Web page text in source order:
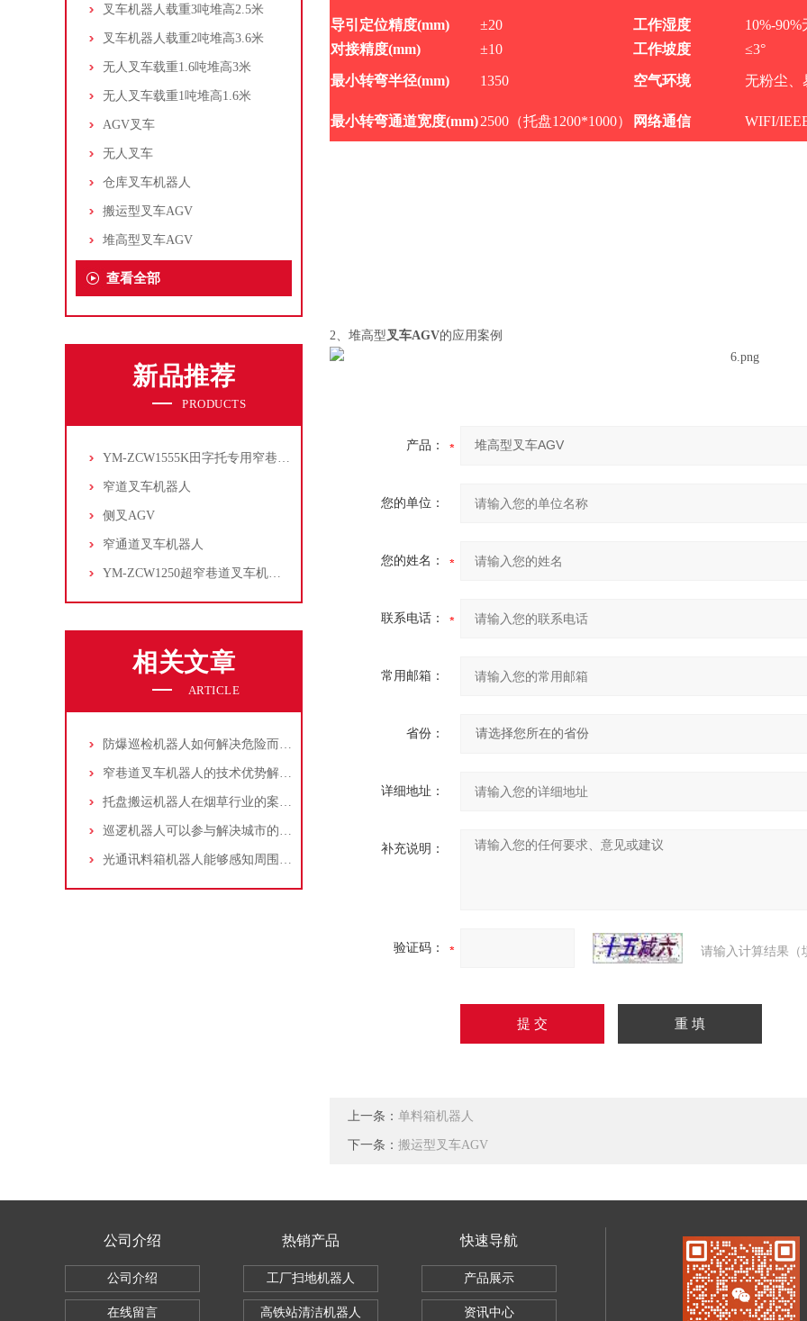
叉车机器人载重3吨堆高2.5米
叉车机器人载重2吨堆高3.6米
无人叉车载重1.6吨堆高3米
无人叉车载重1吨堆高1.6米
AGV叉车
无人叉车
仓库叉车机器人
搬运型叉车AGV
堆高型叉车AGV
查看全部
新品推荐
PRODUCTS
YM-ZCW1555K田字托专用窄巷道叉车机器人
窄道叉车机器人
侧叉AGV
窄通道叉车机器人
YM-ZCW1250超窄巷道叉车机器人
相关文章
ARTICLE
防爆巡检机器人如何解决危险而又繁琐的任务？
窄巷道叉车机器人的技术优势解析：重构高密度仓储效率新边界
托盘搬运机器人在烟草行业的案例分享
巡逻机器人可以参与解决城市的哪些安全问题？
光通讯料箱机器人能够感知周围环境
导引定位精度(mm) ±20 工作湿度 10%-90%
对接精度(mm) ±10 工作坡度 ≤3°
最小转弯半径(mm) 1350 空气环境 无粉尘、
最小转弯通道宽度(mm)2500 （托盘1200*1000） 网络通信 WIFI/
2、堆高型叉车AGV的应用案例
产品：
您的单位：
您的姓名：
联系电话：
常用邮箱：
省份：
详细地址：
补充说明：
验证码： 请输入计算结果（
上一条： 单料箱机器人
下一条： 搬运型叉车AGV
公司介绍
公司介绍
在线留言
热销产品
工厂扫地机器人
高铁站清洁机器人
快速导航
产品展示
资讯中心